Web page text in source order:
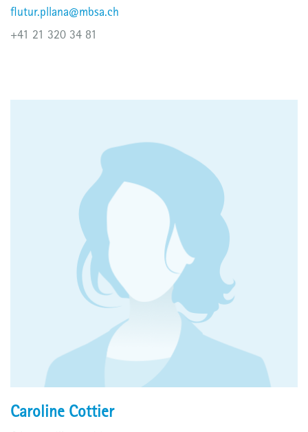
flutur.pllana@mbsa.ch
+41 21 320 34 81
Caroline Cottier